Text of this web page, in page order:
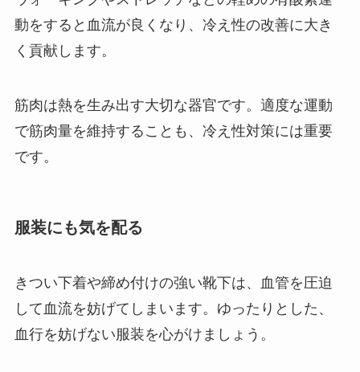
動をすると血流が良くなり、冷え性の改善に大き
く貢献します。
筋肉は熱を生み出す大切な器官です。適度な運動
で筋肉量を維持することも、冷え性対策には重要
です。
服装にも気を配る
きつい下着や締め付けの強い靴下は、血管を圧迫
して血流を妨げてしまいます。ゆったりとした、
血行を妨げない服装を心がけましょう。